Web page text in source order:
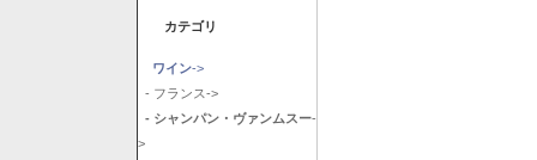
カテゴリ
ワイン->
- フランス->
- シャンパン・ヴァンムスー-
>